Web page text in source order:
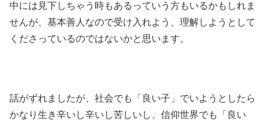
中には見下しちゃう時もあるっていう方もいるかもしれま
せんが、基本善人なので受け入れよう、理解しようとして
くださっているのではないかと思います。
話がずれましたが、社会でも「良い子」でいようとしたら
かなり生き辛いし辛いし苦しいし、信仰世界でも「良い